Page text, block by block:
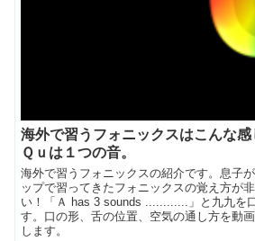
海外で習うフォニックスはこんな
Ｑｕは１つの音。
海外で習うフォニックスの紹介です。息子
ップで習ってきたフォニックスの覚え方が
い！「Ａ has 3 sounds ............」と九九を
す。口の形、舌の位置、空気の通し方を動
します。